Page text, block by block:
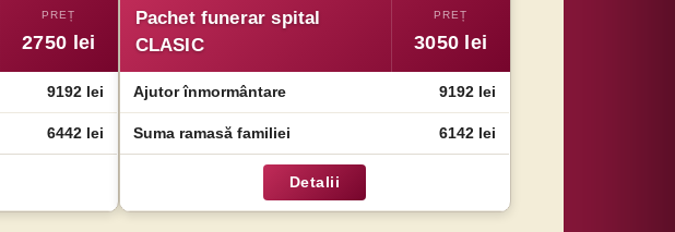
2750 lei
9192 lei
6442 lei
Pachet funerar spital
CLASIC
3050 lei
Ajutor înmormântare 9192 lei
Suma ramasă familiei 6142 lei
Detalii